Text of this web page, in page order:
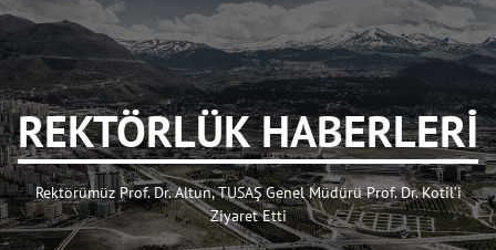
REKTÖRLÜK HABERLERİ
Rektörümüz Prof. Dr. Altun, TUSAŞ Genel Müdürü Prof. Dr. Kotil’i
Ziyaret Etti